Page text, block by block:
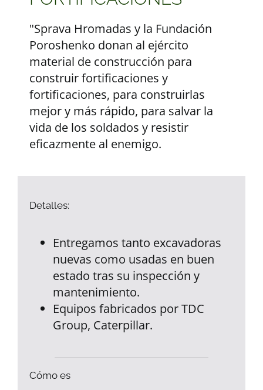
"Sprava Hromadas y la Fundación
Poroshenko donan al ejército
material de construcción para
construir fortificaciones y
fortificaciones, para construirlas
mejor y más rápido, para salvar la
vida de los soldados y resistir
eficazmente al enemigo.
Detalles:
Entregamos tanto excavadoras
nuevas como usadas en buen
estado tras su inspección y
mantenimiento.
Equipos fabricados por TDC
Group, Caterpillar.
Cómo es